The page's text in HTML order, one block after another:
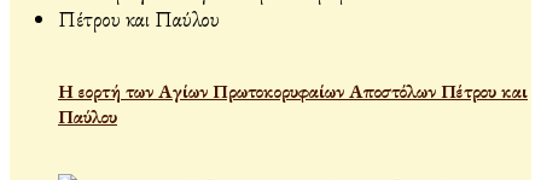
Η εορτή των Αγίων Πρωτοκορυφαίων Αποστόλων Πέτρου και
Παύλου